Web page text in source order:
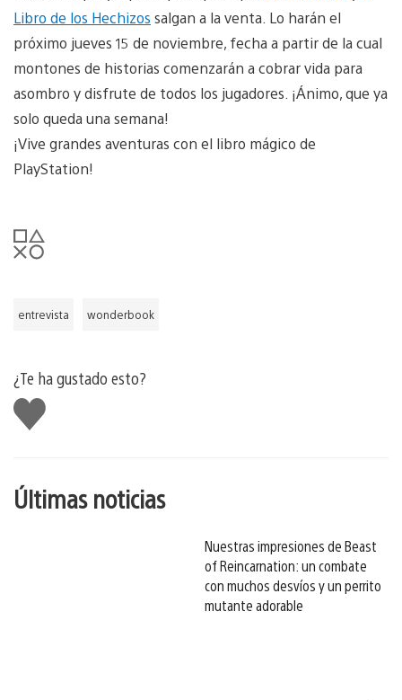
Libro de los Hechizos salgan a la venta. Lo harán el
próximo jueves 15 de noviembre, fecha a partir de la cual
montones de historias comenzarán a cobrar vida para
asombro y disfrute de todos los jugadores. ¡Ánimo, que ya
solo queda una semana!
¡Vive grandes aventuras con el libro mágico de
PlayStation!
entrevista wonderbook
¿Te ha gustado esto?
Me
gusta
Últimas noticias
Nuestras impresiones de Beast
of Reincarnation: un combate
con muchos desvíos y un perrito
mutante adorable